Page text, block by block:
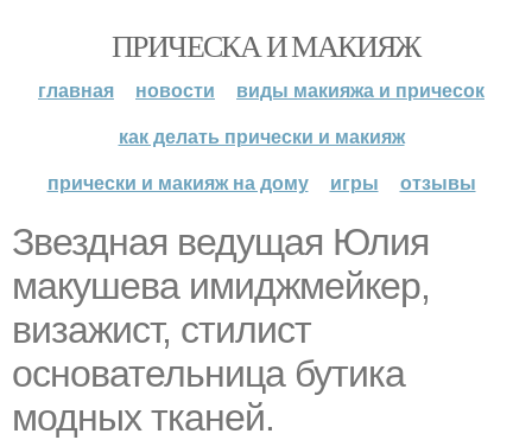
ПРИЧЕСКА И МАКИЯЖ
главная новости
виды макияжа и причесок
как делать прически и макияж
прически и макияж на дому
игры отзывы
Звездная ведущая Юлия
макушева имиджмейкер,
визажист, стилист
основательница бутика
модных тканей.